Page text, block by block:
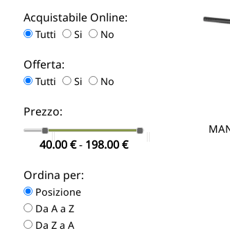
Acquistabile Online:
Tutti Si No
Offerta:
Tutti Si No
Prezzo:
40.00€- 198.00€
Ordina per:
Posizione
Da A a Z
Da Z a A